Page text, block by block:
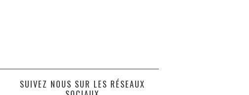
SUIVEZ NOUS SUR LES RÉSEAUX